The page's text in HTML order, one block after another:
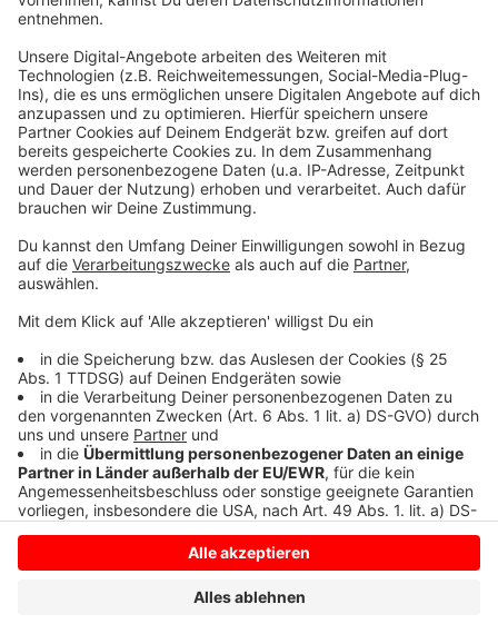
Drittanbieters, um Videoinhalte
Daten zu Ihren Aktivitäten
sammeln. Bitte lesen Sie die
Details durch und stimmen Sie der
Nutzung des Service zu, um dieses
Video anzusehen.
Mehr Informationen
Akzeptieren
powered byUsercentrics Consent
Mit "Keine Freunde" meldet sich Philipp Dittberner in
2024 zurück
Anzeige